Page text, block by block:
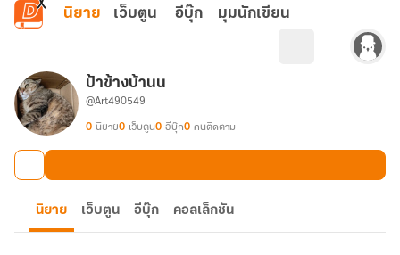
ข้ามไปยังเนื้อหาหลัก
นิยาย เว็บตูน อีบุ๊ก มุมนักเขียน
ป้าข้างบ้านน
@Art490549
0 นิยาย0 เว็บตูน0 อีบุ๊ก0 คนติดตาม
นิยาย เว็บตูน อีบุ๊ก คอลเล็กชัน